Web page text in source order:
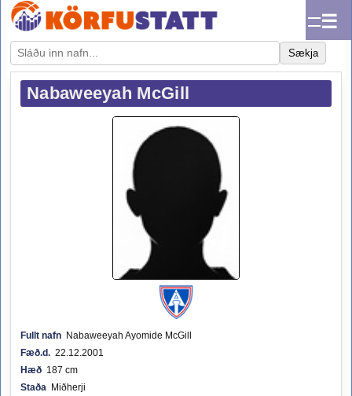
☰
Sækja
Nabaweeyah McGill
Fullt nafn Nabaweeyah Ayomide McGill
Fæð.d. 22.12.2001
Hæð 187 cm
Staða Miðherji